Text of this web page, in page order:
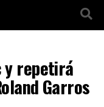
y repetirá
Garros